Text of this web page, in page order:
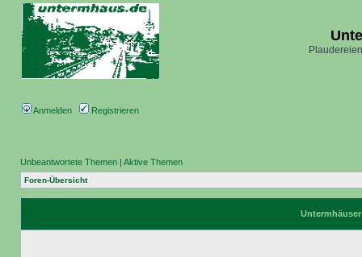
Anmelden Registrieren
Unbeantwortete Themen | Aktive Themen
Foren-Übersicht